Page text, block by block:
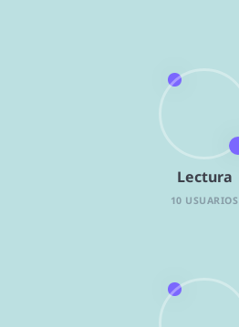
Lectura
10 USUARIOS